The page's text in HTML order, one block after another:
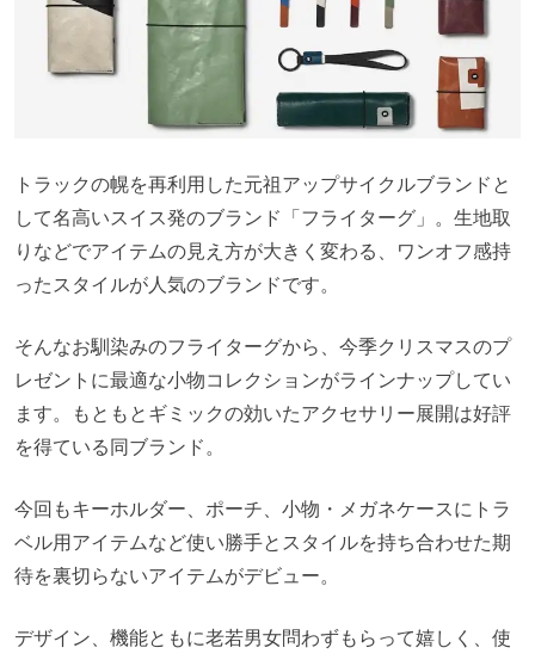
トラックの幌を再利用した元祖アップサイクルブランドと
して名高いスイス発のブランド「フライターグ」。生地取
りなどでアイテムの見え方が大きく変わる、ワンオフ感持
ったスタイルが人気のブランドです。
そんなお馴染みのフライターグから、今季クリスマスのプ
レゼントに最適な小物コレクションがラインナップしてい
ます。もともとギミックの効いたアクセサリー展開は好評
を得ている同ブランド。
今回もキーホルダー、ポーチ、小物・メガネケースにトラ
ベル用アイテムなど使い勝手とスタイルを持ち合わせた期
待を裏切らないアイテムがデビュー。
デザイン、機能ともに老若男女問わずもらって嬉しく、使